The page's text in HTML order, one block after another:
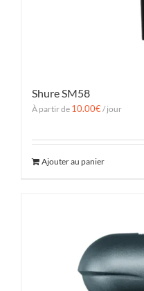
Shure SM58
À partir de 10.00€/ jour
Ajouter au panier